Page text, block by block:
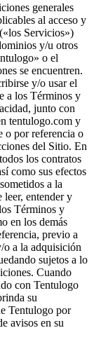
generales
al acceso y
Servicios»)
y/u otros
o el
se encuentren.
y/o usar el
a los Términos y
junto con
tentulogo.com y
o por referencia o
del Sitio. En
los contratos
como sus efectos
a la
leer, entender y
Términos y
en los demás
previo a
a la adquisición
sujetos a lo
Cuando
con Tentulogo
su
Tentulogo por
avisos en su